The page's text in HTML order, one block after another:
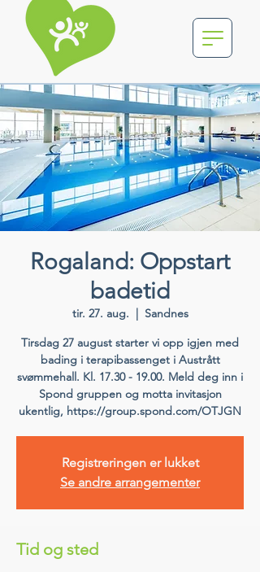
Rogaland: Oppstart
badetid
tir. 27. aug.
  |
Sandnes
Tirsdag 27 august starter vi opp igjen med
bading i terapibassenget i Austrått
svømmehall. Kl. 17.30 - 19.00. Meld deg inn i
Spond gruppen og motta invitasjon
ukentlig, https://group.spond.com/OTJGN
Registreringen er lukket
Se andre arrangementer
Tid og sted